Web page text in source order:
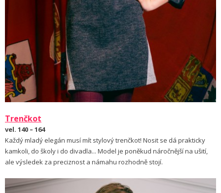
Trenčkot
vel. 140 – 164
Každý mladý elegán musí mít stylový trenčkot! Nosit se dá prakticky
kamkoli, do školy i do divadla... Model je poněkud náročnější na ušití,
ale výsledek za preciznost a námahu rozhodně stojí.